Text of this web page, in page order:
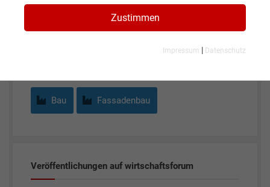
Pröchel GmbH
Bau Fassadenbau
Veröffentlichungen auf wirtschaftsforum
Zustimmen
Impressum | Datenschutz